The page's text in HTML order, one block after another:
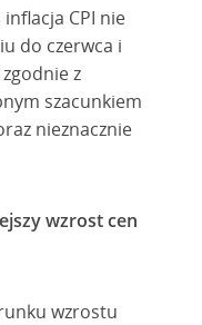
CPI nie
do czerwca i
z
szacunkiem
nieznacznie
wzrost cen
wzrostu